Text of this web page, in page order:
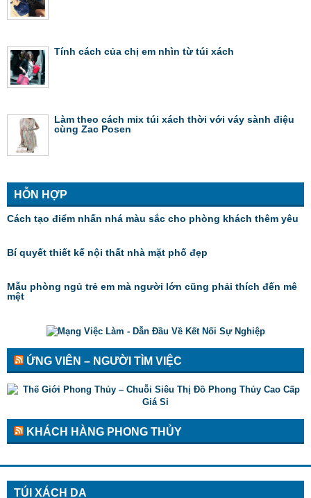
Tính cách của chị em nhìn từ túi xách
Làm theo cách mix túi xách thời với váy sành điệu
cùng Zac Posen
HỖN HỢP
Cách tạo điểm nhấn nhá màu sắc cho phòng khách thêm yêu
Bí quyết thiết kế nội thất nhà mặt phố đẹp
Mẫu phòng ngủ trẻ em mà người lớn cũng phải thích đến mê
mệt
ỨNG VIÊN – NGƯỜI TÌM VIỆC
KHÁCH HÀNG PHONG THỦY
TÚI XÁCH DA